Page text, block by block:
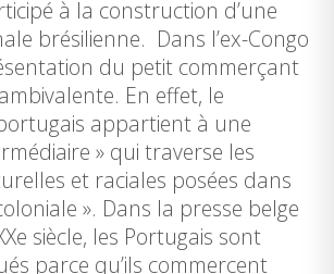
à la construction d’une
brésilienne. Dans l’ex-Congo
du petit commerçant
En effet, le
appartient à une
» qui traverse les
et raciales posées dans
». Dans la presse belge
siècle, les Portugais sont
parce qu’ils commercent